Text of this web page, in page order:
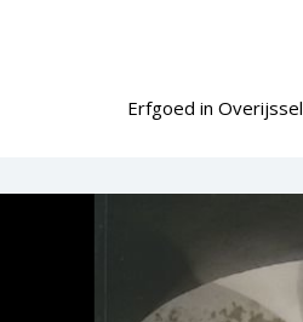
Erfgoed in Overijssel